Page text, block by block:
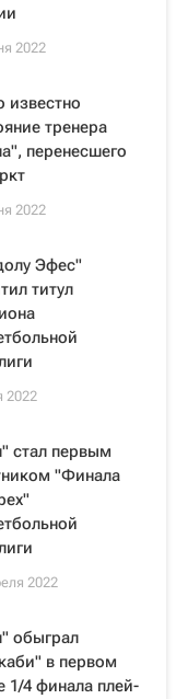
2022
известно
тренера
перенесшего
2022
Эфес"
титул
2022
стал первым
"Финала
2022
обыграл
в первом
1/4 финала плей-